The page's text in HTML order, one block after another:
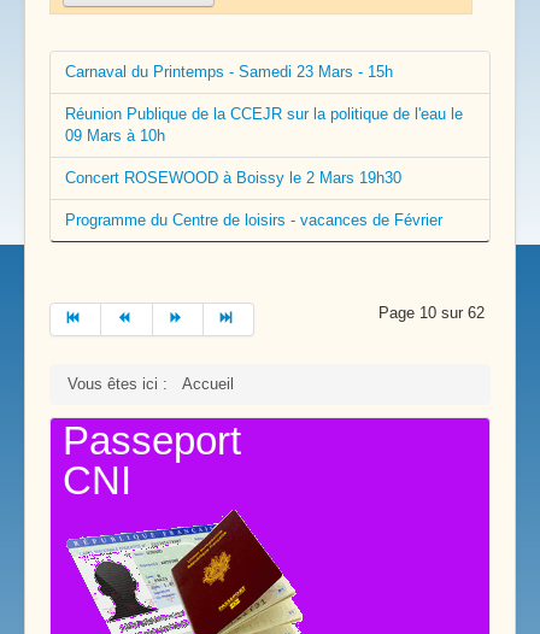
Carnaval du Printemps - Samedi 23 Mars - 15h
Réunion Publique de la CCEJR sur la politique de l'eau le
09 Mars à 10h
Concert ROSEWOOD à Boissy le 2 Mars 19h30
Programme du Centre de loisirs - vacances de Février
Page 10 sur 62
Vous êtes ici : Accueil
Passeport
CNI